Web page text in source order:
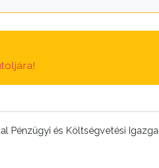
Pénzügyi és Költségvetési